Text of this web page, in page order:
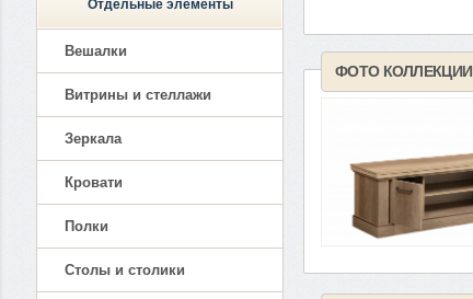
ФОТО КОЛЛЕКЦИИ
Отдельные элементы
Вешалки
Витрины и стеллажи
Зеркала
Кровати
Полки
Столы и столики